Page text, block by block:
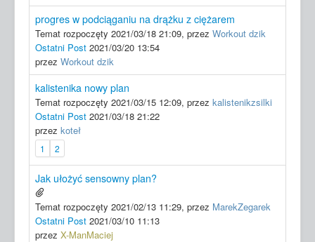
progres w podciąganiu na drążku z ciężarem
Temat rozpoczęty 2021/03/18 21:09, przez Workout dzik
Ostatni Post 2021/03/20 13:54
przez Workout dzik
kalistenika nowy plan
Temat rozpoczęty 2021/03/15 12:09, przez kalistenikzsilki
Ostatni Post 2021/03/18 21:22
przez koteł
1 2
Jak ułożyć sensowny plan?
Temat rozpoczęty 2021/02/13 11:29, przez MarekZegarek
Ostatni Post 2021/03/10 11:13
przez X-ManMaciej